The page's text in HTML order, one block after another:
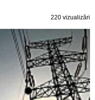
220 vizualizări